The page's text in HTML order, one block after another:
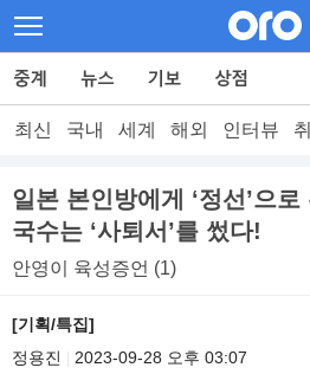
최신 국내 세계 해외 인터뷰
일본 본인방에게 ‘정선’으
국수는 ‘사퇴서’를 썼다!
안영이 육성증언 (1)
[기획/특집]
정용진
2023-09-28 오후 03:07